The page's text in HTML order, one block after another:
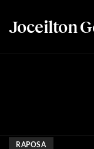
Joceilton
RAPOSA